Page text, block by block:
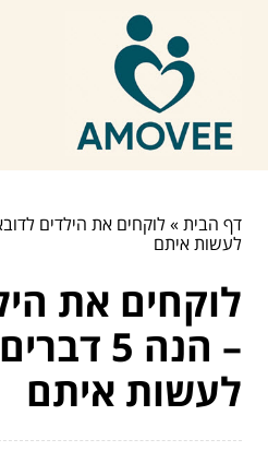
דף הבית»
לעשות איתם
לוקחים את
– הנה 5
לעשות איתם